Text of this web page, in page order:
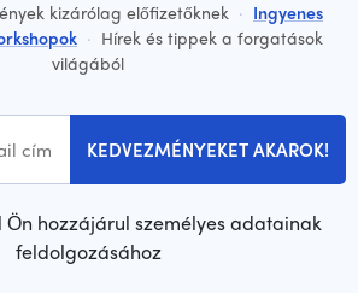
kizárólag előfizetőknek · Ingyenes
· Hírek és tippek a forgatások
világából
KEDVEZMÉNYEKET AKAROK!
hozzájárul személyes adatainak
feldolgozásához